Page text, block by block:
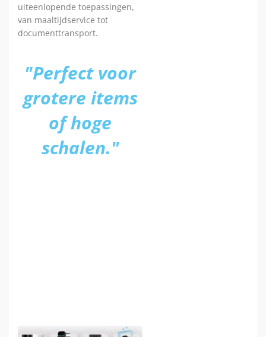
uiteenlopende toepassingen,
van maaltijdservice tot
documenttransport.
"Perfect voor
grotere items
of hoge
schalen."